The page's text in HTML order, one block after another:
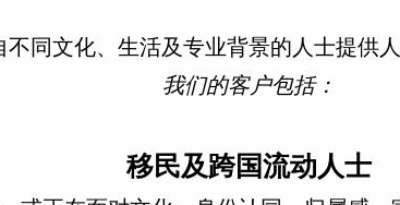
同文化、生活及专业背景的人士提供
我们的客户包括：
移民及跨国流动人士